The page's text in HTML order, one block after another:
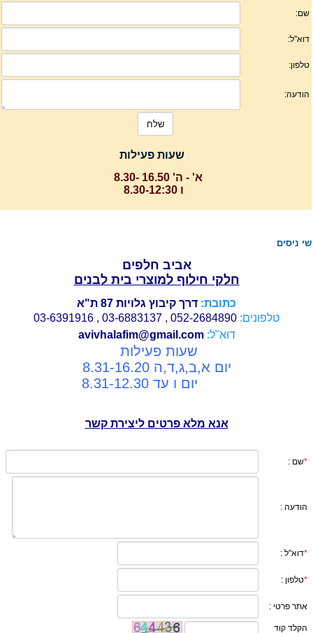
שעות פעילות
א' - ה' 16.50 -8.30
ו 8.30-12:30
ניסים
אביב חלפים
חלקי חילוף למוצרי בית לבנים
כתובת:דרך קיבוץ גלויות 87 ת"א
טלפונים: 052-2684890 , 03-6883137 , 03-6391916
דוא"ל: avivhalafim@gmail.com
שעות פעילות
יום א,ב,ג,ד,ה 8.31-16.20
יום ו עד 8.31-12.30
אנא מלא פרטים ליצירת קשר
*שם :
הודעה :
*דוא"ל :
*טלפון :
אתר פרטי :
הקלד קוד